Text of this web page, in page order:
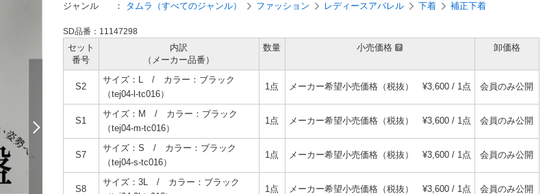
ジャンル
： タムラ（すべてのジャンル） ファッション レディースアパレル 下着 補正下着
SD品番：11147298
セット
番号
内訳
（メーカー品番）
数量 小売価格 卸価格
S2
サイズ：L / カラー：ブラック
（tej04-l-tc016）
1点 メーカー希望小売価格（税抜） ¥3,600 / 1点 会員のみ公開
S1
サイズ：M / カラー：ブラック
（tej04-m-tc016）
1点 メーカー希望小売価格（税抜） ¥3,600 / 1点 会員のみ公開
S7
サイズ：S / カラー：ブラック
（tej04-s-tc016）
1点 メーカー希望小売価格（税抜） ¥3,600 / 1点 会員のみ公開
S8
サイズ：3L / カラー：ブラック
1点 メーカー希望小売価格（税抜） ¥3,600 / 1点 会員のみ公開